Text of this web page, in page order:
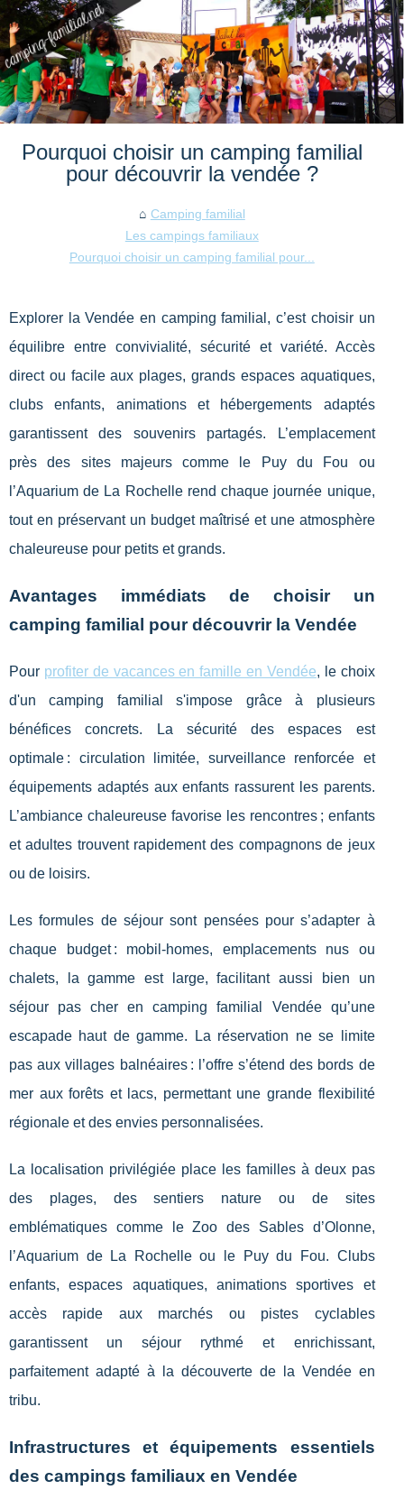
Pourquoi choisir un camping familial
pour découvrir la vendée ?
Camping familial
Les campings familiaux
Pourquoi choisir un camping familial pour...
Explorer la Vendée en camping familial, c’est choisir un
équilibre entre convivialité, sécurité et variété. Accès
direct ou facile aux plages, grands espaces aquatiques,
clubs enfants, animations et hébergements adaptés
garantissent des souvenirs partagés. L’emplacement
près des sites majeurs comme le Puy du Fou ou
l’Aquarium de La Rochelle rend chaque journée unique,
tout en préservant un budget maîtrisé et une atmosphère
chaleureuse pour petits et grands.
Avantages immédiats de choisir un
camping familial pour découvrir la Vendée
Pour profiter de vacances en famille en Vendée, le choix
d'un camping familial s'impose grâce à plusieurs
bénéfices concrets. La sécurité des espaces est
optimale : circulation limitée, surveillance renforcée et
équipements adaptés aux enfants rassurent les parents.
L’ambiance chaleureuse favorise les rencontres ; enfants
et adultes trouvent rapidement des compagnons de jeux
ou de loisirs.
Les formules de séjour sont pensées pour s’adapter à
chaque budget : mobil-homes, emplacements nus ou
chalets, la gamme est large, facilitant aussi bien un
séjour pas cher en camping familial Vendée qu’une
escapade haut de gamme. La réservation ne se limite
pas aux villages balnéaires : l’offre s’étend des bords de
mer aux forêts et lacs, permettant une grande flexibilité
régionale et des envies personnalisées.
La localisation privilégiée place les familles à deux pas
des plages, des sentiers nature ou de sites
emblématiques comme le Zoo des Sables d’Olonne,
l’Aquarium de La Rochelle ou le Puy du Fou. Clubs
enfants, espaces aquatiques, animations sportives et
accès rapide aux marchés ou pistes cyclables
garantissent un séjour rythmé et enrichissant,
parfaitement adapté à la découverte de la Vendée en
tribu.
Infrastructures et équipements essentiels
des campings familiaux en Vendée